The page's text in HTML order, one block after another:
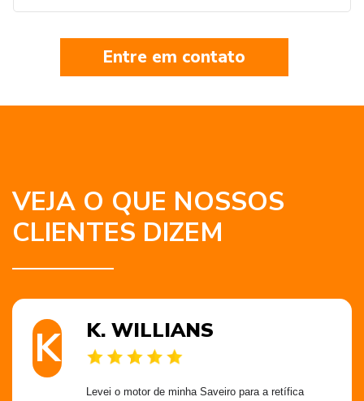
Entre em contato
VEJA O QUE NOSSOS
CLIENTES DIZEM
K K. WILLIANS
Levei o motor de minha Saveiro para a retífica